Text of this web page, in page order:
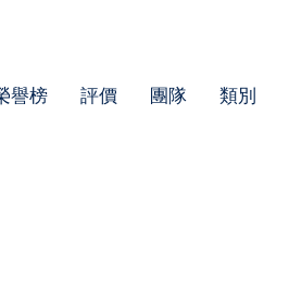
譽榜 評價 團隊 類別